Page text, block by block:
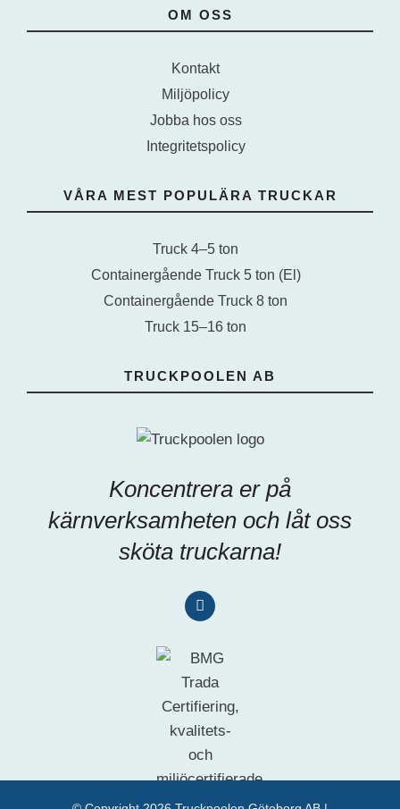
OM OSS
Kontakt
Miljöpolicy
Jobba hos oss
Integritetspolicy
VÅRA MEST POPULÄRA TRUCKAR
Truck 4–5 ton
Containergående Truck 5 ton (El)
Containergående Truck 8 ton
Truck 15–16 ton
TRUCKPOOLEN AB
Koncentrera er på
kärnverksamheten och låt oss
sköta truckarna!